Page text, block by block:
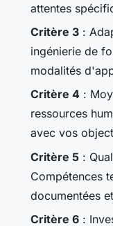
attentes
Critère 3 :
ingénierie de
modalités
Critère 4 :
ressources
avec vos
Critère 5 :
Compétences
documentées
Critère 6 :